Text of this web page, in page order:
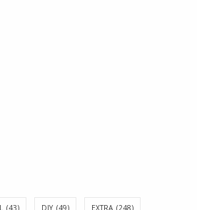
(43) DIY (49) EXTRA (248)